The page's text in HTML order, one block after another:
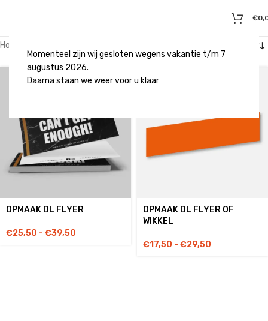
Momenteel zijn wij gesloten wegens vakantie t/m 7
augustus 2026.
Daarna staan we weer voor u klaar
€
Home
OPMAAK DL FLYER
€25,50 - €39,50
OPMAAK DL FLYER OF
WIKKEL
€17,50 - €29,50